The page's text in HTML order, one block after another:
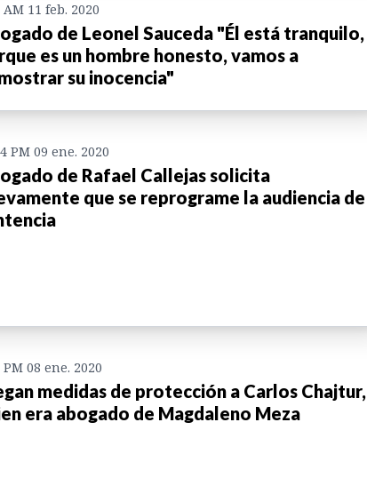
AM 11 feb. 2020
de Leonel Sauceda "Él está tranquilo,
es un hombre honesto, vamos a
su inocencia"
PM 09 ene. 2020
de Rafael Callejas solicita
que se reprograme la audiencia de
PM 08 ene. 2020
medidas de protección a Carlos Chajtur,
era abogado de Magdaleno Meza